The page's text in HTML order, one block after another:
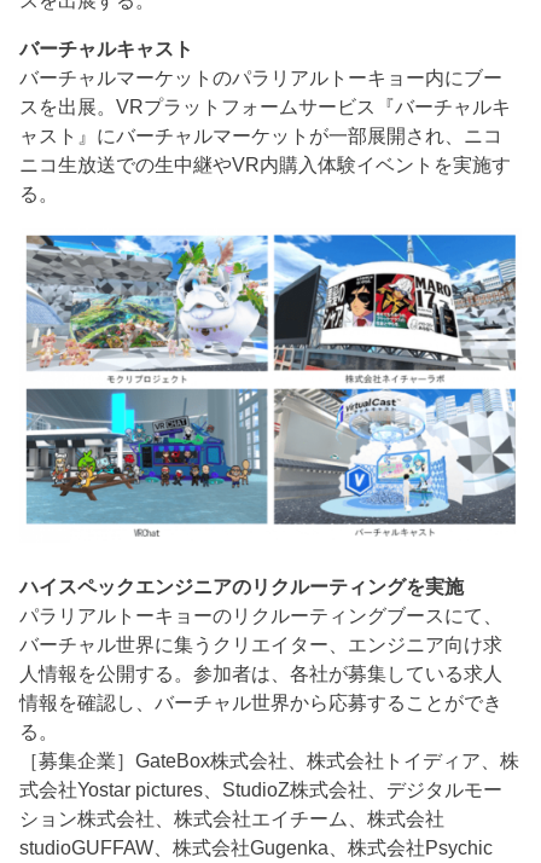
バーチャルキャスト
バーチャルマーケットのパラリアルトーキョー内にブー
スを出展。VRプラットフォームサービス『バーチャルキ
ャスト』にバーチャルマーケットが一部展開され、ニコ
ニコ生放送での生中継やVR内購入体験イベントを実施す
る。
ハイスペックエンジニアのリクルーティングを実施
パラリアルトーキョーのリクルーティングブースにて、
バーチャル世界に集うクリエイター、エンジニア向け求
人情報を公開する。参加者は、各社が募集している求人
情報を確認し、バーチャル世界から応募することができ
る。
［募集企業］GateBox株式会社、株式会社トイディア、株
式会社Yostar pictures、StudioZ株式会社、デジタルモー
ション株式会社、株式会社エイチーム、株式会社
studioGUFFAW、株式会社Gugenka、株式会社Psychic